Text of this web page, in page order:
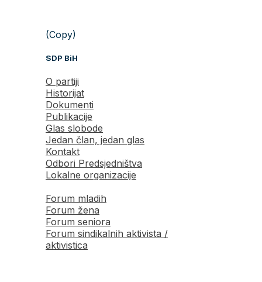
(Copy)
SDP BiH
O partiji
Historijat
Dokumenti
Publikacije
Glas slobode
Jedan član, jedan glas
Kontakt
Odbori Predsjedništva
Lokalne organizacije
Forum mladih
Forum žena
Forum seniora
Forum sindikalnih aktivista /
aktivistica